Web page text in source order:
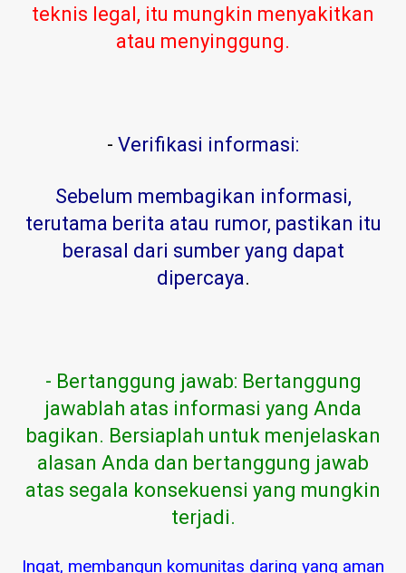
teknis legal, itu mungkin menyakitkan
atau menyinggung.
- Verifikasi informasi:
Sebelum membagikan informasi,
terutama berita atau rumor, pastikan itu
berasal dari sumber yang dapat
dipercaya.
- Bertanggung jawab: Bertanggung
jawablah atas informasi yang Anda
bagikan. Bersiaplah untuk menjelaskan
alasan Anda dan bertanggung jawab
atas segala konsekuensi yang mungkin
terjadi.
Ingat, membangun komunitas daring yang aman